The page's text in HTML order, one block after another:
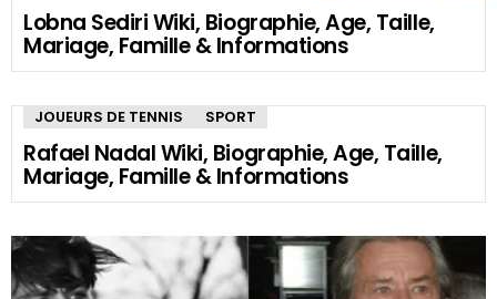
Lobna Sediri Wiki, Biographie, Age, Taille,
Mariage, Famille & Informations
JOUEURS DE TENNIS SPORT
Rafael Nadal Wiki, Biographie, Age, Taille,
Mariage, Famille & Informations